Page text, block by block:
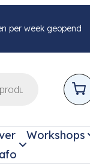
per week geopend
Workshops